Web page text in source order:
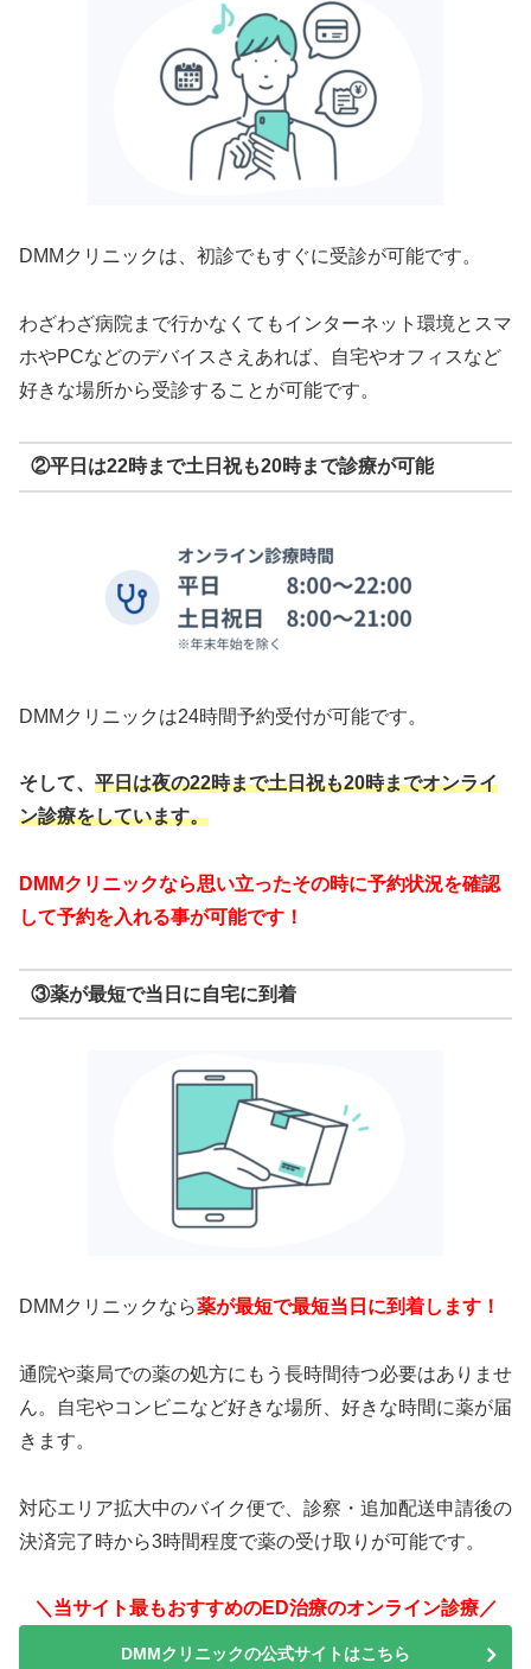
DMMクリニックは、初診でもすぐに受診が可能です。
わざわざ病院まで行かなくてもインターネット環境とスマ
ホやPCなどのデバイスさえあれば、自宅やオフィスなど
好きな場所から受診することが可能です。
②平日は22時まで土日祝も20時まで診療が可能
DMMクリニックは24時間予約受付が可能です。
そして、 平日は夜の22時まで土日祝も20時までオンライ
ン診療をしています。
DMMクリニックなら思い立ったその時に予約状況を確認
して予約を入れる事が可能です！
③薬が最短で当日に自宅に到着
DMMクリニックなら薬が最短で最短当日に到着します！
通院や薬局での薬の処方にもう長時間待つ必要はありませ
ん。自宅やコンビニなど好きな場所、好きな時間に薬が届
きます。
対応エリア拡大中のバイク便で、診察・追加配送申請後の
決済完了時から3時間程度で薬の受け取りが可能です。
＼当サイト最もおすすめのED治療のオンライン診療／
DMMクリニックの公式サイトはこちら